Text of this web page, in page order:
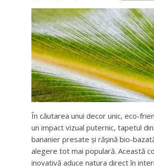
În căutarea unui decor unic, eco-
un impact vizual puternic, tapetul
bananier presate și rășină bio-
alegere tot mai populară. Această
inovativă aduce natura direct în